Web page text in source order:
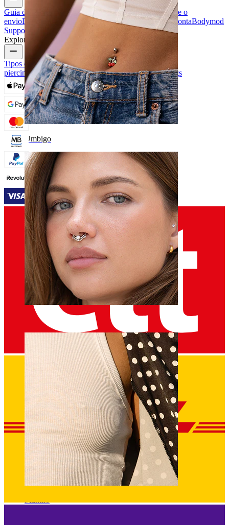
Umbigo
Septo
Guia de tamanhos Seguir encomenda Informações sobre o
envioDevolução e cancelamentoPagamento A minha contaBodymod
Support
Explore
Tipos de joias para piercings
Materiais das joias para
piercingsProblemas Comuns e Cuidados com Piercings